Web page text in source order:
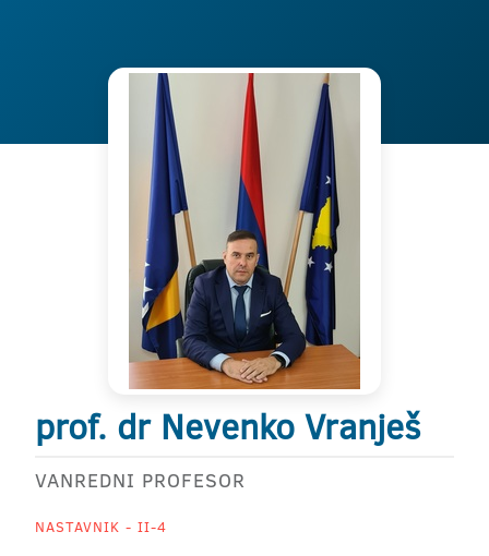
prof. dr Nevenko Vranješ
VANREDNI PROFESOR
NASTAVNIK - II-4